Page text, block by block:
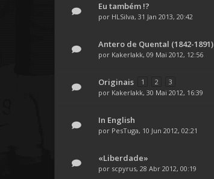
Eu também !?
por HLSilva, 31 Jan 2013, 20:42
Antero de Quental (1842-1891)
por Kakerlakk, 09 Mai 2012, 12:56
Originais 1 2
3
por Kakerlakk, 30 Mai 2012, 16:39
In English
por PesTuga, 10 Jun 2012, 02:21
«Liberdade»
por scpyrus, 28 Abr 2012, 00:19